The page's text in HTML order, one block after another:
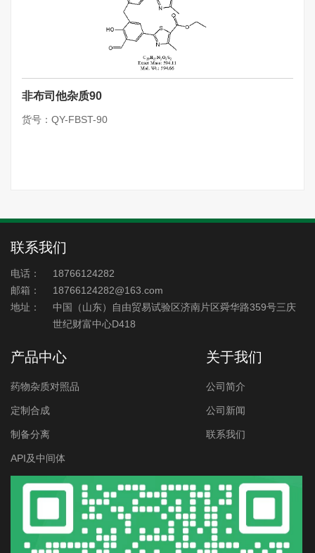
非布司他杂质90
货号：QY-FBST-90
联系我们
电话：
18766124282
邮箱：
18766124282@163.com
地址：
中国（山东）自由贸易试验区济南片区舜华路359号三庆
世纪财富中心D418
产品中心
药物杂质对照品
定制合成
制备分离
API及中间体
关于我们
公司简介
公司新闻
联系我们